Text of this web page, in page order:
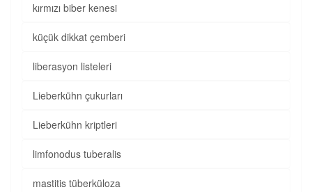
kırmızı biber kenesi
küçük dikkat çemberi
liberasyon listeleri
Lieberkühn çukurları
Lieberkühn kriptleri
limfonodus tuberalis
mastitis tüberküloza